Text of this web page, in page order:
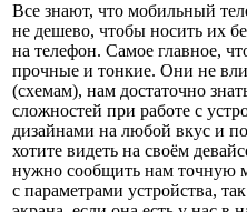
Все знают, что мобильный
не дешево, чтобы носить их
на телефон. Самое главное,
прочные и тонкие. Они не
(схемам), нам достаточно
сложностей при работе с
дизайнами на любой вкус и
хотите видеть на своём
нужно сообщить нам точную
с параметрами устройства,